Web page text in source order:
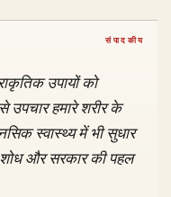
उपायों को
उपचार हमारे शरीर के
स्वास्थ्य में भी सुधार
और सरकार की पहल